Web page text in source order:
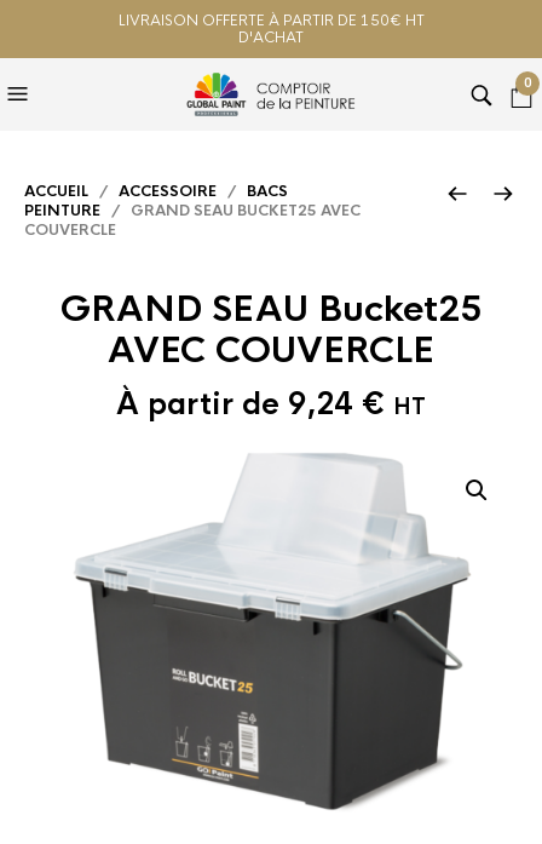
LIVRAISON OFFERTE À PARTIR DE 150€ HT
D'ACHAT
0
ACCUEIL / ACCESSOIRE / BACS
PEINTURE / GRAND SEAU BUCKET25 AVEC
COUVERCLE
GRAND SEAU Bucket25
AVEC COUVERCLE
À partir de 9,24 € HT